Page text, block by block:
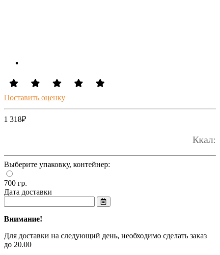
Поставить оценку
1 318₽
Ккал:
Выберите упаковку, контейнер:
700 гр.
Дата доставки
Внимание!
Для доставки на следующий день, необходимо сделать заказ
до 20.00